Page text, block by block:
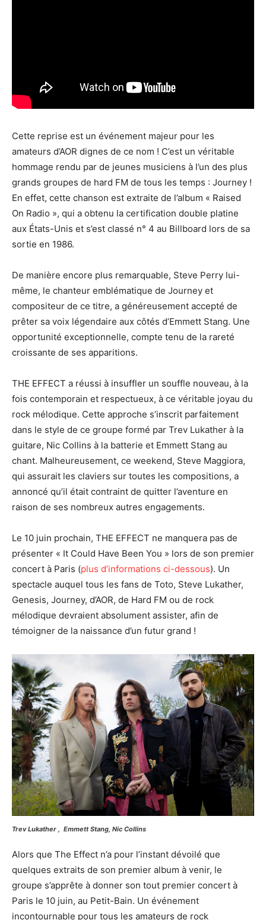
Cette reprise est un événement majeur pour les
amateurs d’AOR dignes de ce nom ! C’est un véritable
hommage rendu par de jeunes musiciens à l’un des plus
grands groupes de hard FM de tous les temps : Journey !
En effet, cette chanson est extraite de l’album « Raised
On Radio », qui a obtenu la certification double platine
aux États-Unis et s’est classé n° 4 au Billboard lors de sa
sortie en 1986.
De manière encore plus remarquable, Steve Perry lui-
même, le chanteur emblématique de Journey et
compositeur de ce titre, a généreusement accepté de
prêter sa voix légendaire aux côtés d’Emmett Stang. Une
opportunité exceptionnelle, compte tenu de la rareté
croissante de ses apparitions.
THE EFFECT a réussi à insuffler un souffle nouveau, à la
fois contemporain et respectueux, à ce véritable joyau du
rock mélodique. Cette approche s’inscrit parfaitement
dans le style de ce groupe formé par Trev Lukather à la
guitare, Nic Collins à la batterie et Emmett Stang au
chant. Malheureusement, ce weekend, Steve Maggiora,
qui assurait les claviers sur toutes les compositions, a
annoncé qu’il était contraint de quitter l’aventure en
raison de ses nombreux autres engagements.
Le 10 juin prochain, THE EFFECT ne manquera pas de
présenter « It Could Have Been You » lors de son premier
concert à Paris (plus d’informations ci-dessous). Un
spectacle auquel tous les fans de Toto, Steve Lukather,
Genesis, Journey, d’AOR, de Hard FM ou de rock
mélodique devraient absolument assister, afin de
témoigner de la naissance d’un futur grand !
Trev Lukather , Emmett Stang, Nic Collins
Alors que The Effect n’a pour l’instant dévoilé que
quelques extraits de son premier album à venir, le
groupe s’apprête à donner son tout premier concert à
Paris le 10 juin, au Petit-Bain. Un événement
incontournable pour tous les amateurs de rock